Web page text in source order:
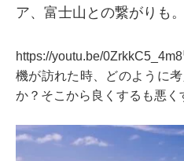
ア、富士山との繋がりも。
https://youtu.be/
機が訪れた時、どのように
か？そこから良くするも悪く